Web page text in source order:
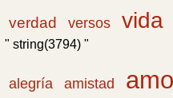
verdad
versos vida
" string(3794) "
alegría amistad